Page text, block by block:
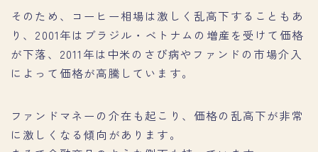
そのため、コーヒー相場は激しく乱高下することもあ
り、2001年はブラジル・ベトナムの増産を受けて価格
が下落、2011年は中米のさび病やファンドの市場介入
によって価格が高騰しています。
ファンドマネーの介在も起こり、価格の乱高下が非常
に激しくなる傾向があります。